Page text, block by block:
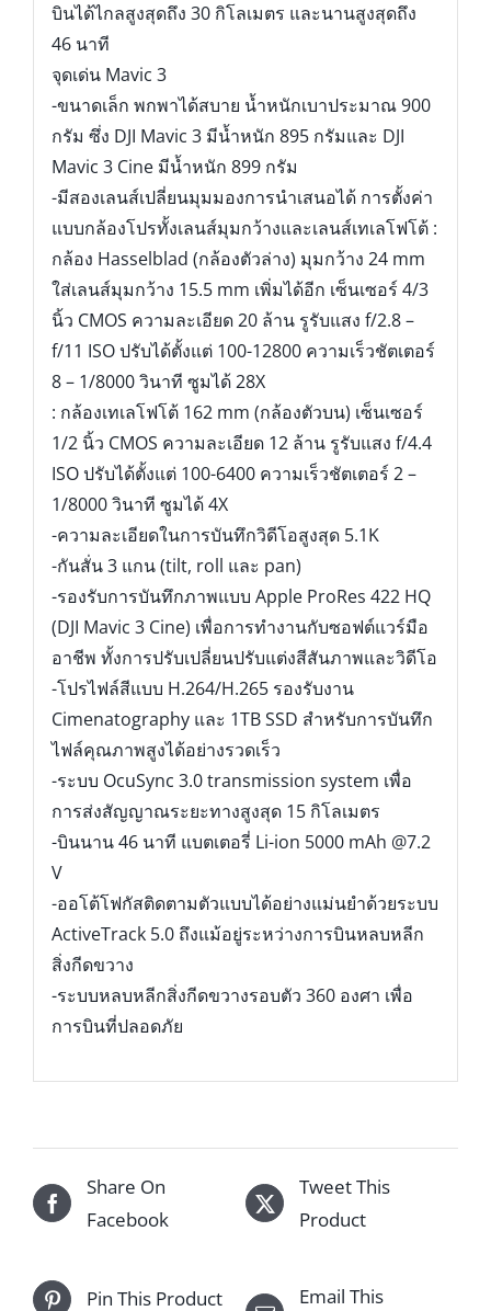
บินได้ไกลสูงสุดถึง 30 กิโลเมตร และนานสูงสุดถึง
46 นาที
จุดเด่น Mavic 3
-ขนาดเล็ก พกพาได้สบาย น้ำหนักเบาประมาณ 900
กรัม ซึ่ง DJI Mavic 3 มีน้ำหนัก 895 กรัมและ DJI
Mavic 3 Cine มีน้ำหนัก 899 กรัม
-มีสองเลนส์เปลี่ยนมุมมองการนำเสนอได้ การตั้งค่า
แบบกล้องโปรทั้งเลนส์มุมกว้างและเลนส์เทเลโฟโต้ :
กล้อง Hasselblad (กล้องตัวล่าง) มุมกว้าง 24 mm
ใส่เลนส์มุมกว้าง 15.5 mm เพิ่มได้อีก เซ็นเซอร์ 4/3
นิ้ว CMOS ความละเอียด 20 ล้าน รูรับแสง f/2.8 –
f/11 ISO ปรับได้ตั้งแต่ 100-12800 ความเร็วชัตเตอร์
8 – 1/8000 วินาที ซูมได้ 28X
: กล้องเทเลโฟโต้ 162 mm (กล้องตัวบน) เซ็นเซอร์
1/2 นิ้ว CMOS ความละเอียด 12 ล้าน รูรับแสง f/4.4
ISO ปรับได้ตั้งแต่ 100-6400 ความเร็วชัตเตอร์ 2 –
1/8000 วินาที ซูมได้ 4X
-ความละเอียดในการบันทึกวิดีโอสูงสุด 5.1K
-กันสั่น 3 แกน (tilt, roll และ pan)
-รองรับการบันทึกภาพแบบ Apple ProRes 422 HQ
(DJI Mavic 3 Cine) เพื่อการทำงานกับซอฟต์แวร์มือ
อาชีพ ทั้งการปรับเปลี่ยนปรับแต่งสีสันภาพและวิดีโอ
-โปรไฟล์สีแบบ H.264/H.265 รองรับงาน
Cimenatography และ 1TB SSD สำหรับการบันทึก
ไฟล์คุณภาพสูงได้อย่างรวดเร็ว
-ระบบ OcuSync 3.0 transmission system เพื่อ
การส่งสัญญาณระยะทางสูงสุด 15 กิโลเมตร
-บินนาน 46 นาที แบตเตอรี่ Li-ion 5000 mAh @7.2
V
-ออโต้โฟกัสติดตามตัวแบบได้อย่างแม่นยำด้วยระบบ
ActiveTrack 5.0 ถึงแม้อยู่ระหว่างการบินหลบหลีก
สิ่งกีดขวาง
-ระบบหลบหลีกสิ่งกีดขวางรอบตัว 360 องศา เพื่อ
การบินที่ปลอดภัย
Share On
Facebook
Tweet This
Product
Pin This Product Email This